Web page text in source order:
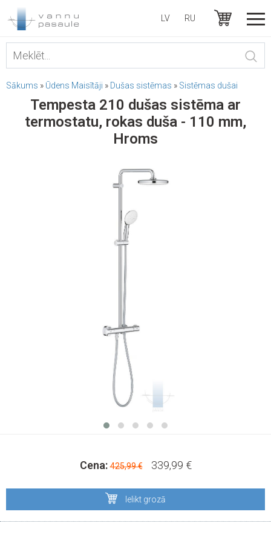
LV RU
Sākums » Ūdens Maisītāji » Dušas sistēmas » Sistēmas dušai
Tempesta 210 dušas sistēma ar
termostatu, rokas duša - 110 mm,
Hroms
Cena:425,99 € 339,99 €
Ielikt grozā